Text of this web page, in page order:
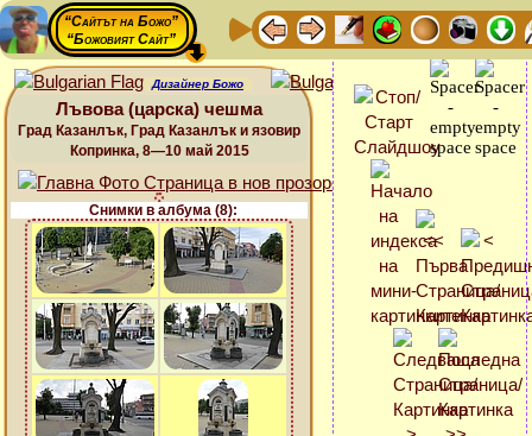
“Сайтът на Божо”
“Божовият Сайт”
Дизайнер Божо
Лъвова (царска) чешма
Град Казанлък, Град Казанлък и язовир
Копринка, 8—10 май 2015
Снимки в албума (8):